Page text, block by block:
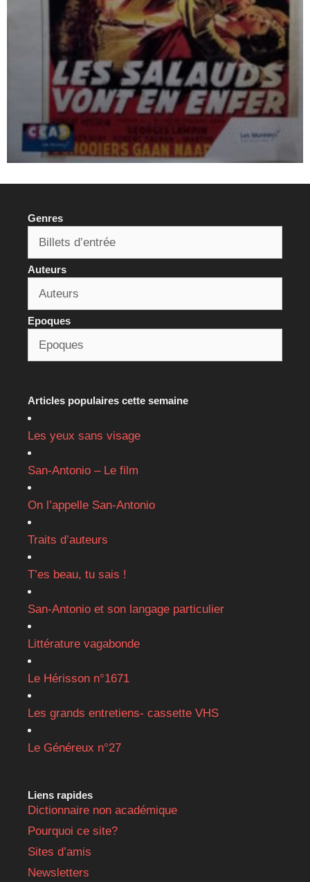
Genres
Auteurs
Epoques
Articles populaires cette semaine
Les yeux sans visage
San-Antonio – Le film
On l’appelle San-Antonio
Traits d’auteurs
T’es beau, tu sais !
San-Antonio et son langage particulier
Littérature vagabonde
Le Hérisson n°1671
Les grands entretiens- cassette VHS
Le Généreux n°27
Liens rapides
Dictionnaire non académique
Pourquoi ce site?
Sites d’amis
Newsletters